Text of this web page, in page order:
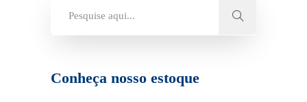
Conheça nosso estoque